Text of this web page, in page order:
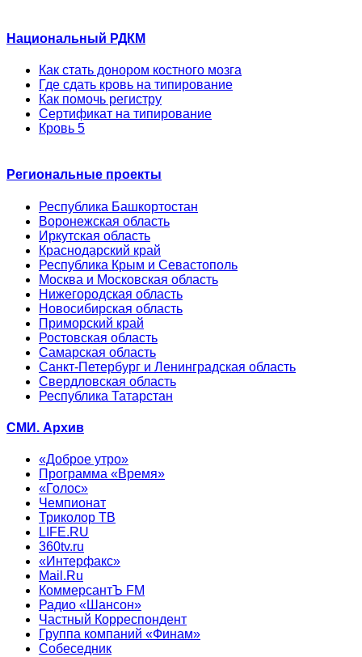
Национальный РДКМ
Как стать донором костного мозга
Где сдать кровь на типирование
Как помочь регистру
Сертификат на типирование
Кровь 5
Региональные проекты
Республика Башкортостан
Воронежская область
Иркутская область
Краснодарский край
Республика Крым и Севастополь
Москва и Московская область
Нижегородская область
Новосибирская область
Приморский край
Ростовская область
Самарская область
Санкт-Петербург и Ленинградская область
Свердловская область
Республика Татарстан
СМИ. Архив
«Доброе утро»
Программа «Время»
«Голос»
Чемпионат
Триколор ТВ
LIFE.RU
360tv.ru
«Интерфакс»
Mail.Ru
КоммерсантЪ FM
Радио «Шансон»
Частный Корреспондент
Группа компаний «Финам»
Собеседник